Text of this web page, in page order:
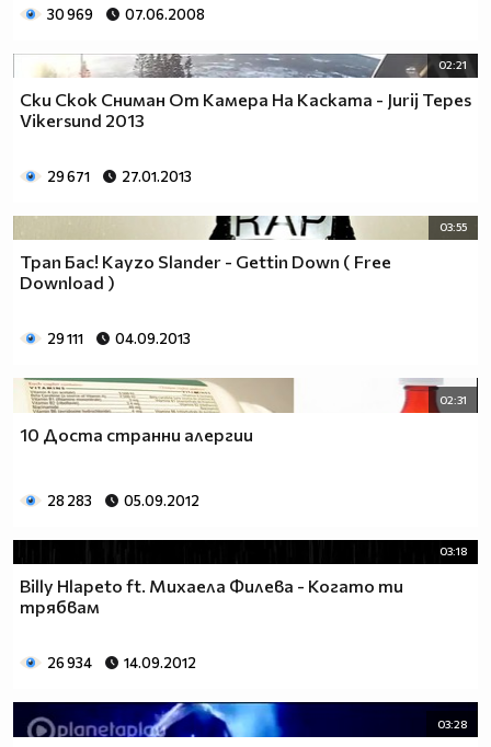
30 969 07.06.2008
02:21
Ски Скок Сниман От Камера На Каската - Jurij Tepes
Vikersund 2013
29 671 27.01.2013
03:55
Трап Бас! Kayzo Slander - Gettin Down ( Free
Download )
29 111 04.09.2013
02:31
10 Доста странни алергии
28 283 05.09.2012
03:18
Billy Hlapeto ft. Михаела Филева - Когато ти
трябвам
26 934 14.09.2012
03:28